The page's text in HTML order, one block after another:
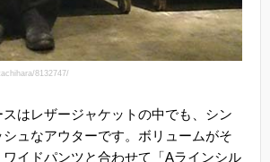
8132747/
はレザージャケットの中でも、シン
ュなアウターです。ボリュームがそ
イドパンツと合わせて「Aラインシル